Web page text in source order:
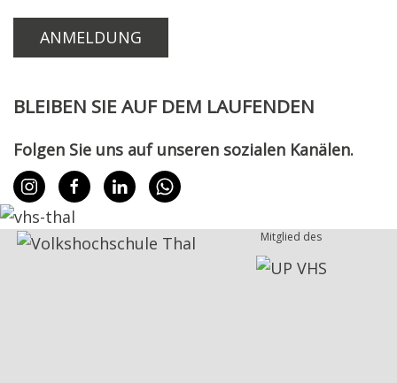
BLEIBEN SIE AUF DEM LAUFENDEN
Folgen Sie uns auf unseren sozialen Kanälen.
Mitglied des